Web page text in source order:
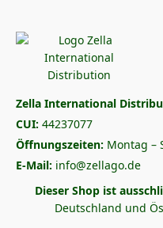
Zella International
CUI: 44237077
Öffnungszeiten: Montag –
E-Mail: info@zellago.de
Dieser Shop ist
Deutschland und